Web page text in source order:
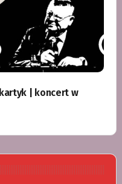
| koncert w